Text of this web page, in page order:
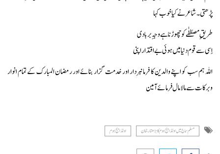
پڑھتی۔ شاعر نے کیا خوب کہا
طریقِ مصطَفٰے کو چھوڑنا ہے وجہِ بربادی
اِسی سے قوم دنیا میں ہوئی بے اقتدار اپنی
اللہ ہم سب کو اپنے والدین کا فرمانبردار اور خدمت گزار بنائے اور رمضان المبارک کے تمام انوار
وبرکات سے مالا مال فرمائے آمین
مسلم سماج میں اولڈ ایج ہوم کا بڑھتا رجحان اولڈ ایج ہوم